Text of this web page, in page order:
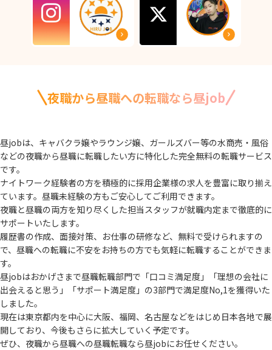
夜職から昼職への転職なら昼job
昼jobは、キャバクラ嬢やラウンジ嬢、ガールズバー等の水商売・風俗
などの夜職から昼職に転職したい方に特化した完全無料の転職サービス
です。
ナイトワーク経験者の方を積極的に採用企業様の求人を豊富に取り揃え
ています。 昼職未経験の方もご安心してご利用できます。
夜職と昼職の両方を知り尽くした担当スタッフが就職内定まで徹底的に
サポートいたします。
履歴書の作成、面接対策、お仕事の研修など、無料で受けられますの
で、 昼職への転職に不安をお持ちの方でも気軽に転職することができま
す。
昼jobはおかげさまで昼職転職部門で「口コミ満足度」「理想の会社に
出会えると思う」
「サポート満足度」の3部門で満足度No,1を獲得いた
しました。
現在は東京都内を中心に大阪、福岡、名古屋などをはじめ日本各地で展
開しており、 今後もさらに拡大していく予定です。
ぜひ、夜職から昼職への昼職転職なら昼jobにお任せください。